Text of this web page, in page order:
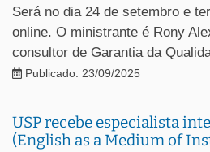
Será no dia 24 de setembro e
online. O ministrante é Rony
consultor de Garantia da
Publicado: 23/09/2025
USP recebe especialista
(English as a Medium of